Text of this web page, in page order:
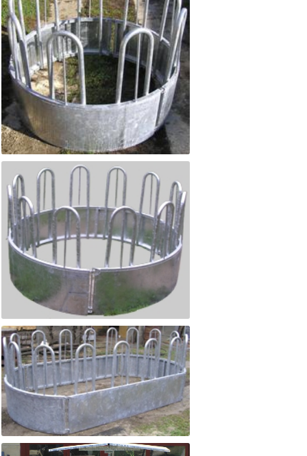
Győri-Bene szarvasmarha hengerbála etető 12.0
Győri-Bene szarvasmarha hengerbála etető 16.0